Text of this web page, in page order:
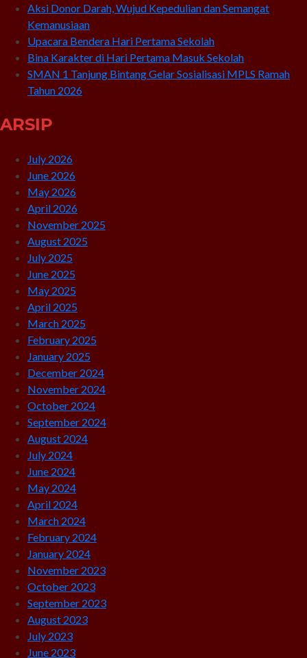
Aksi Donor Darah, Wujud Kepedulian dan Semangat
Kemanusiaan
Upacara Bendera Hari Pertama Sekolah
Bina Karakter di Hari Pertama Masuk Sekolah
SMAN 1 Tanjung Bintang Gelar Sosialisasi MPLS Ramah
Tahun 2026
ARSIP
July 2026
June 2026
May 2026
April 2026
November 2025
August 2025
July 2025
June 2025
May 2025
April 2025
March 2025
February 2025
January 2025
December 2024
November 2024
October 2024
September 2024
August 2024
July 2024
June 2024
May 2024
April 2024
March 2024
February 2024
January 2024
November 2023
October 2023
September 2023
August 2023
July 2023
June 2023